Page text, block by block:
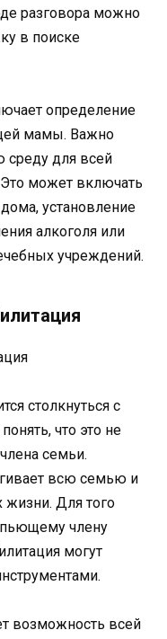
разговора можно
в поиске
определение
мамы. Важно
среду для всей
может включать
установление
алкоголя или
учреждений.
столкнуться с
что это не
семьи.
всю семью и
жизни. Для того
члену
могут
возможность всей